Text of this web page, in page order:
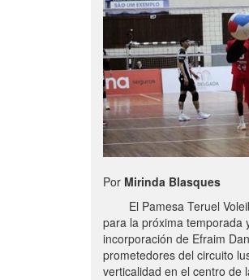
Por Mirinda
El Pamesa Teruel
para la próxima temporada
incorporación de Efraim
prometedores del circuito
verticalidad en el centro de